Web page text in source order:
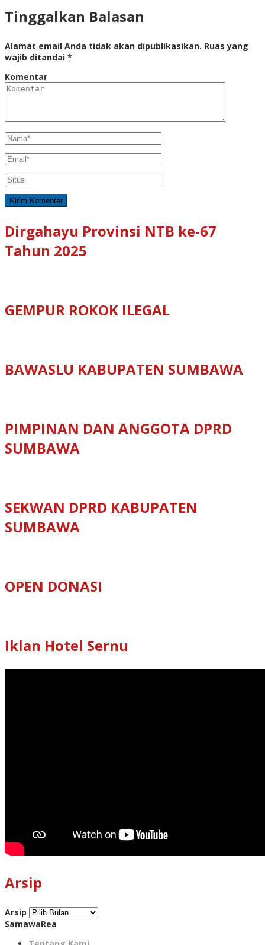
Tinggalkan Balasan
Alamat email Anda tidak akan dipublikasikan. Ruas yang
wajib ditandai *
Komentar
Dirgahayu Provinsi NTB ke-67
Tahun 2025
GEMPUR ROKOK ILEGAL
BAWASLU KABUPATEN SUMBAWA
PIMPINAN DAN ANGGOTA DPRD
SUMBAWA
SEKWAN DPRD KABUPATEN
SUMBAWA
OPEN DONASI
Iklan Hotel Sernu
Arsip
Arsip
SamawaRea